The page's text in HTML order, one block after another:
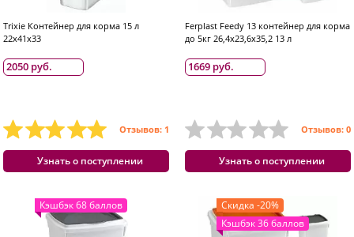
Trixie Контейнер для корма 15 л
22х41х33
2050 руб.
Отзывов: 1
Узнать о поступлении
Ferplast Feedy 13 контейнер для корма
до 5кг 26,4x23,6x35,2 13 л
1669 руб.
Отзывов: 0
Узнать о поступлении
Кэшбэк 68 баллов
Скидка -20%
Кэшбэк 36 баллов